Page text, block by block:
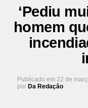
‘Pediu
homem
Publicado em 22 de
por Da Redação